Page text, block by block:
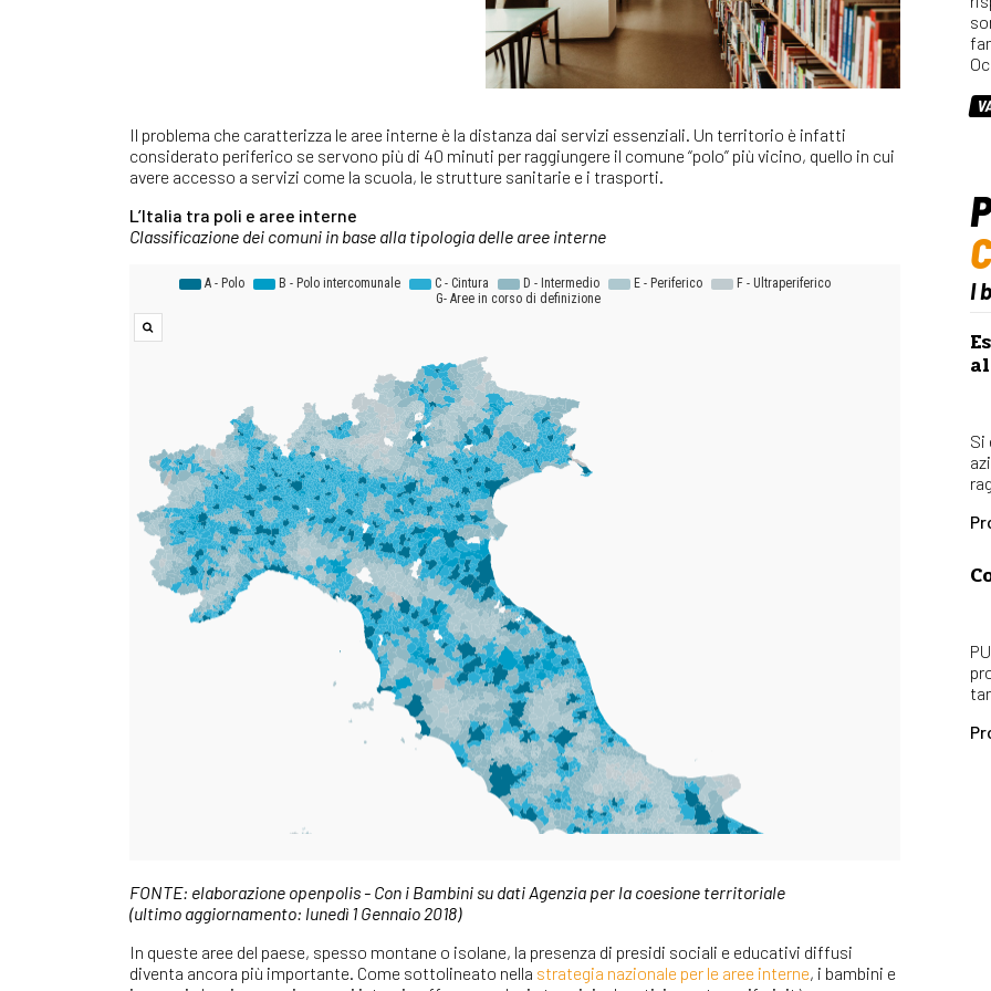
Il problema che caratterizza le aree interne è la distanza dai servizi essenziali. Un territorio è infatti
considerato periferico se servono più di 40 minuti per raggiungere il comune “polo” più vicino, quello in cui
avere accesso a servizi come la scuola, le strutture sanitarie e i trasporti.
L’Italia tra poli e aree interne
Classificazione dei comuni in base alla tipologia delle aree interne
FONTE: elaborazione openpolis - Con i Bambini su dati Agenzia per la coesione territoriale
(ultimo aggiornamento: lunedì 1 Gennaio 2018)
In queste aree del paese, spesso montane o isolane, la presenza di presidi sociali e educativi diffusi
diventa ancora più importante. Come sottolineato nella strategia nazionale per le aree interne, i bambini e
I
Si